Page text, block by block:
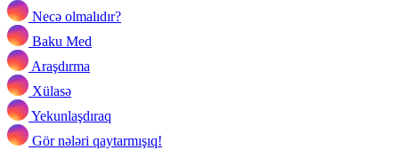
Necə olmalıdır?
Baku Med
Araşdırma
Xülasə
Yekunlaşdıraq
Gör nələri qaytarmışıq!